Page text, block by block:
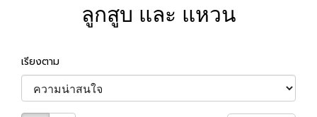
ลูกสูบ และ แหวน
เรียงตาม